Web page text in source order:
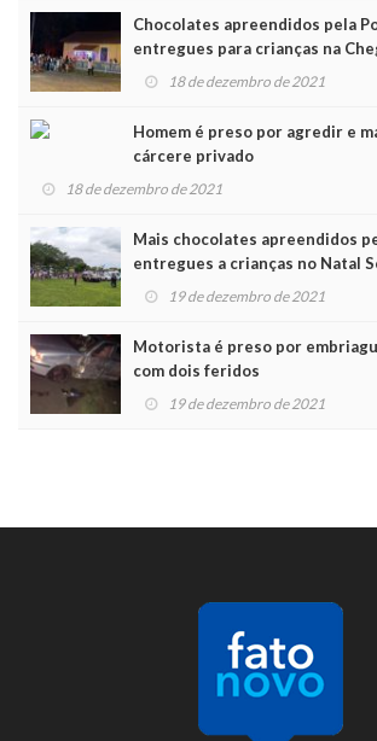
Chocolates apreendidos pela
entregues para crianças na
Noel
18 de dezembro de 2021
Homem é preso por agredir e
cárcere privado
18 de dezembro de 2021
Mais chocolates apreendidos
entregues a crianças no Natal
19 de dezembro de 2021
Motorista é preso por
com dois feridos
19 de dezembro de 2021